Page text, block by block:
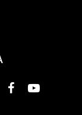
FacebookYouTube